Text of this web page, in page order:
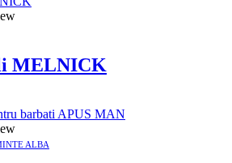
MELNICK
ALBA